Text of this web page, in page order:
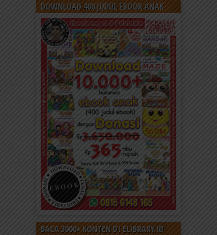
DOWNLOAD 400 JUDUL EBOOK ANAK
BACA 3000+ KONTEN DI ELIBRARY.ID